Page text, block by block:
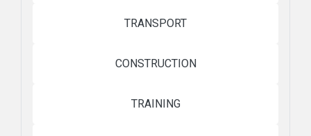
TRANSPORT
CONSTRUCTION
TRAINING